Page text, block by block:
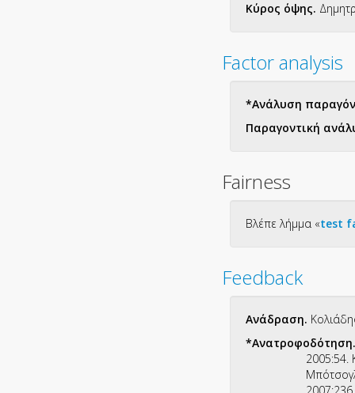
Κύρος όψης.
Factor analysis
*Ανάλυση
Παραγοντική
Fairness
Βλέπε λήμμα «test
Feedback
Ανάδραση.
2005:54.